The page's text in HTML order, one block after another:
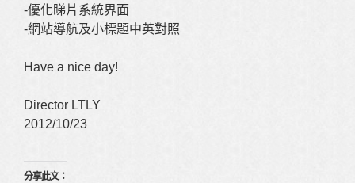
-優化睇片系統界面
-網站導航及小標題中英對照
Have a nice day!
Director LTLY
2012/10/23
分享此文：